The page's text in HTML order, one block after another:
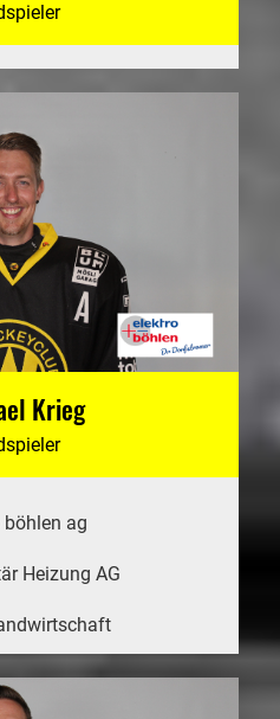
Krieg
böhlen ag
Heizung AG